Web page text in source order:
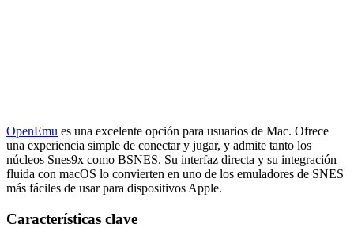
OpenEmu es una excelente opción para usuarios de Mac. Ofrece
una experiencia simple de conectar y jugar, y admite tanto los
núcleos Snes9x como BSNES. Su interfaz directa y su integración
fluida con macOS lo convierten en uno de los emuladores de SNES
más fáciles de usar para dispositivos Apple.
Características clave